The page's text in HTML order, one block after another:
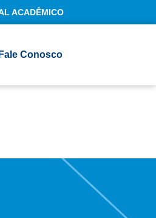
ACADÊMICO
Fale Conosco